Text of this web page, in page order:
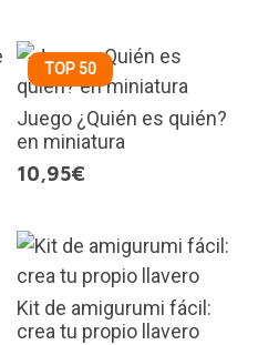
TOP 50
Juego ¿Quién es quién?
en miniatura
10,95€
Kit de amigurumi fácil:
crea tu propio llavero